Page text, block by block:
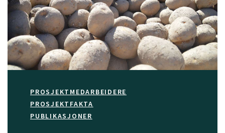
PROSJEKTMEDARBEIDERE
PROSJEKTFAKTA
PUBLIKASJONER